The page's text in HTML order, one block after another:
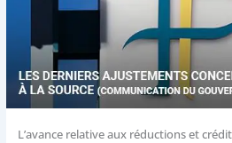
L’avance relative aux réductions et